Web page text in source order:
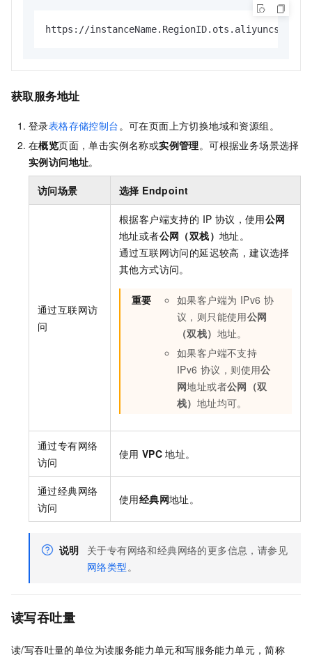
https://instanceName.RegionID.ots.aliyuncs.com
获取服务地址
登录表格存储控制台 。可在页面上方切换地域和资源组。
在概览页面，单击实例名称或实例管理。可根据业务场景选择
实例访问地址。
访问场景 选择 Endpoint
通过互联网访
问
根据客户端支持的 IP 协议，使用公网
地址或者公网（双栈）地址。
通过互联网访问的延迟较高，建议选择
其他方式访问。
重要
如果客户端为 IPv6 协
议，则只能使用公网
（双栈） 地址。
如果客户端不支持
IPv6 协议，则使用公
网地址或者公网（双
栈） 地址均可。
通过专有网络
访问
使用 VPC 地址。
通过经典网络
访问
使用经典网地址。
说明
关于专有网络和经典网络的更多信息，请参见
网络类型 。
读写吞吐量
读/写吞吐量的单位为读服务能力单元和写服务能力单元，简称